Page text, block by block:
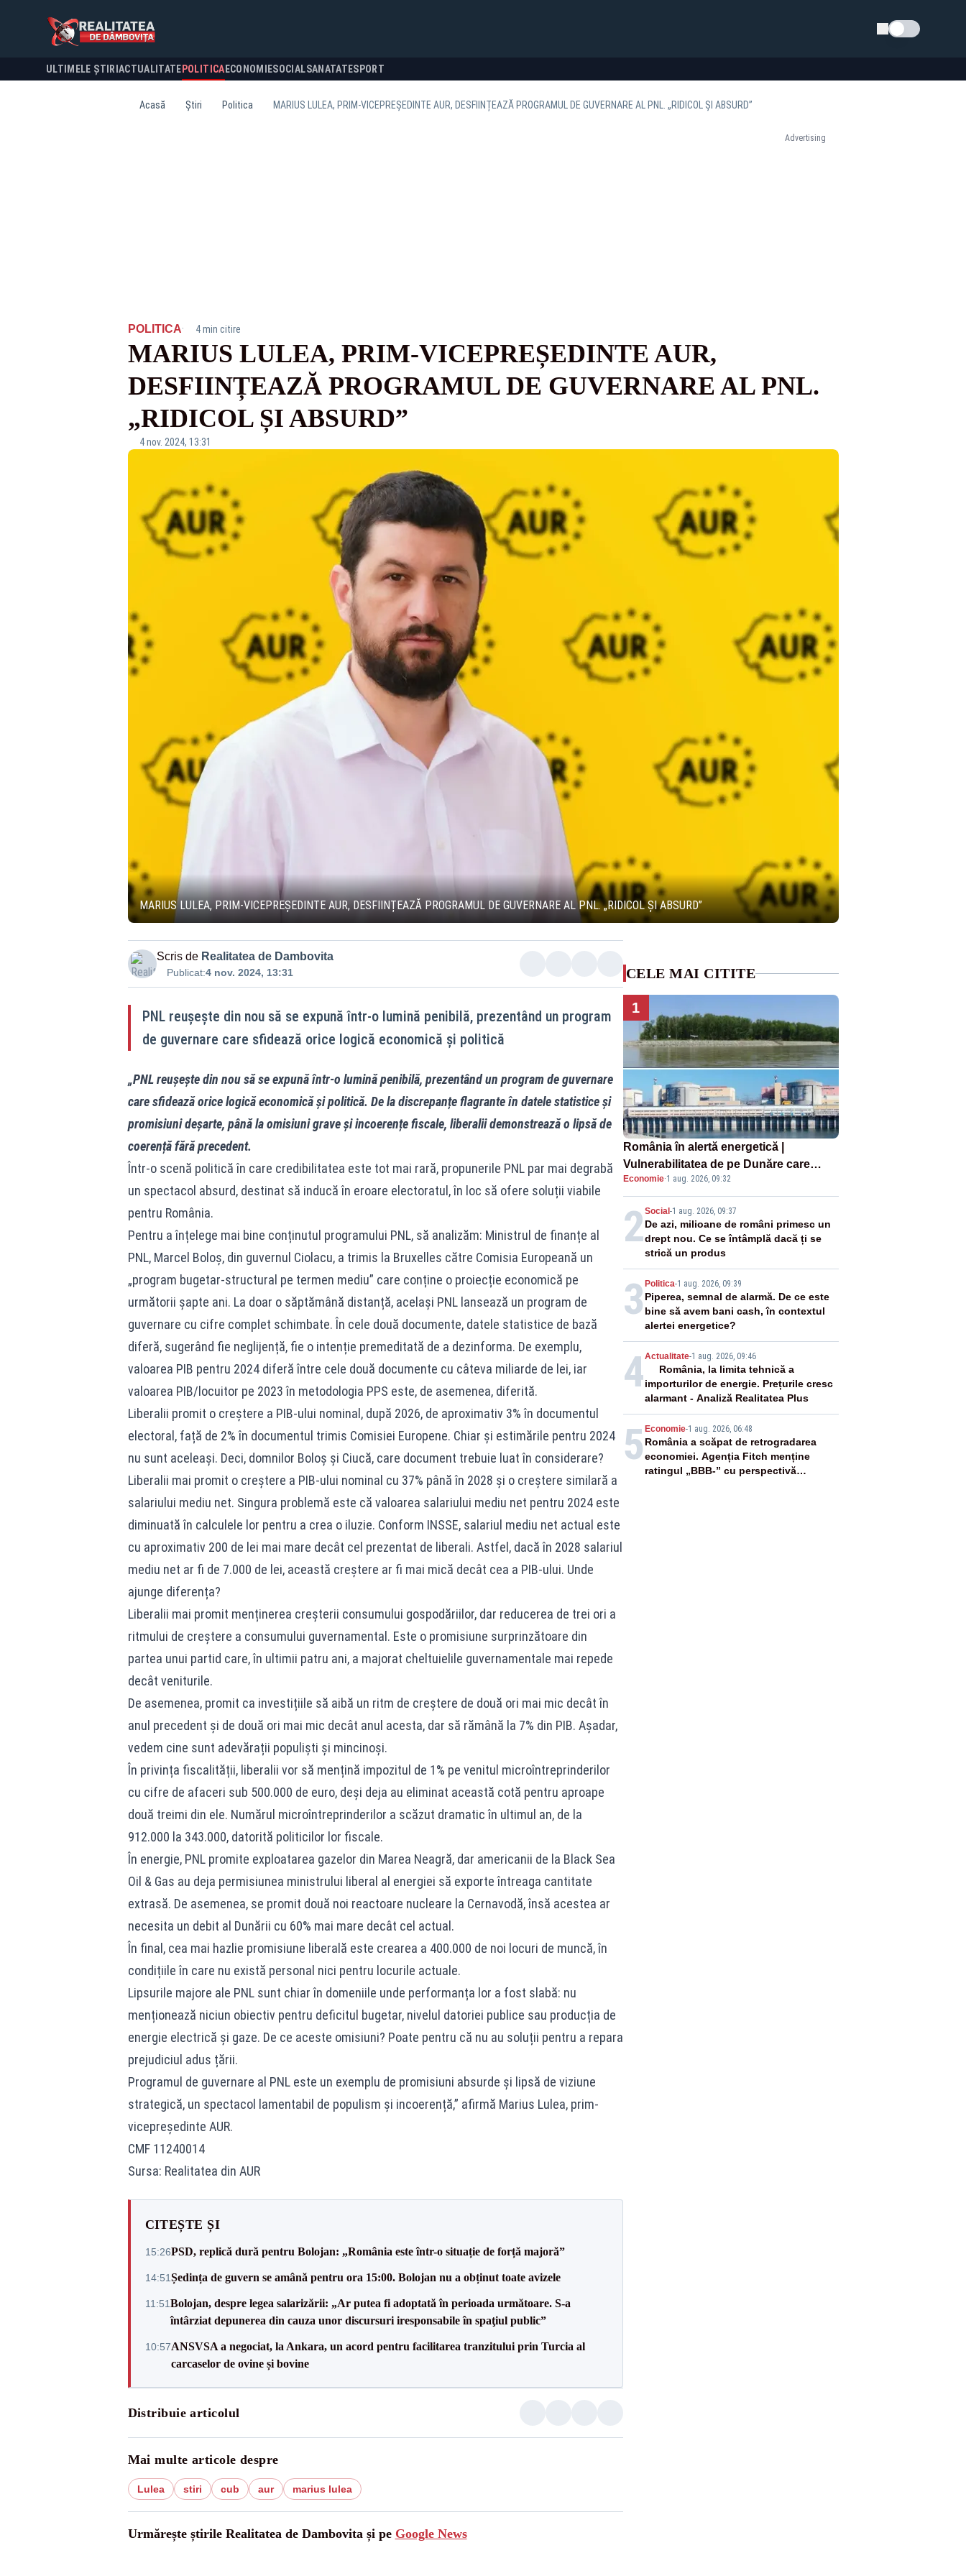
Schimba tema
ULTIMELE ȘTIRI ACTUALITATE POLITICA ECONOMIESOCIALSANATATESPORT
Acasă Știri Politica MARIUS LULEA, PRIM-VICEPREȘEDINTE AUR, DESFIINȚEAZĂ PROGRAMUL DE GUVERNARE AL PNL. „RIDICOL ȘI ABSURD”
Advertising
POLITICA· 4 min citire
MARIUS LULEA, PRIM-VICEPREȘEDINTE AUR,
DESFIINȚEAZĂ PROGRAMUL DE GUVERNARE AL PNL.
„RIDICOL ȘI ABSURD”
4 nov. 2024, 13:31
MARIUS LULEA, PRIM-VICEPREȘEDINTE AUR, DESFIINȚEAZĂ PROGRAMUL DE GUVERNARE AL PNL. „RIDICOL ȘI ABSURD”
Scris de Realitatea de Dambovita
Publicat:4 nov. 2024, 13:31
PNL reușește din nou să se expună într-o lumină penibilă, prezentând un program
de guvernare care sfidează orice logică economică și politică
„PNL reușește din nou să se expună într-o lumină penibilă, prezentând un program de guvernare
care sfidează orice logică economică și politică. De la discrepanțe flagrante în datele statistice și
promisiuni deșarte, până la omisiuni grave și incoerențe fiscale, liberalii demonstrează o lipsă de
coerență fără precedent.
Într-o scenă politică în care credibilitatea este tot mai rară, propunerile PNL par mai degrabă
un spectacol absurd, destinat să inducă în eroare electoratul, în loc să ofere soluții viabile
pentru România.
Pentru a înțelege mai bine conținutul programului PNL, să analizăm: Ministrul de finanțe al
PNL, Marcel Boloș, din guvernul Ciolacu, a trimis la Bruxelles către Comisia Europeană un
„program bugetar-structural pe termen mediu” care conține o proiecție economică pe
următorii șapte ani. La doar o săptămână distanță, același PNL lansează un program de
guvernare cu cifre complet schimbate. În cele două documente, datele statistice de bază
diferă, sugerând fie neglijență, fie o intenție premeditată de a dezinforma. De exemplu,
valoarea PIB pentru 2024 diferă între cele două documente cu câteva miliarde de lei, iar
valoarea PIB/locuitor pe 2023 în metodologia PPS este, de asemenea, diferită.
Liberalii promit o creștere a PIB-ului nominal, după 2026, de aproximativ 3% în documentul
electoral, față de 2% în documentul trimis Comisiei Europene. Chiar și estimările pentru 2024
nu sunt aceleași. Deci, domnilor Boloș și Ciucă, care document trebuie luat în considerare?
Liberalii mai promit o creștere a PIB-ului nominal cu 37% până în 2028 și o creștere similară a
salariului mediu net. Singura problemă este că valoarea salariului mediu net pentru 2024 este
diminuată în calculele lor pentru a crea o iluzie. Conform INSSE, salariul mediu net actual este
cu aproximativ 200 de lei mai mare decât cel prezentat de liberali. Astfel, dacă în 2028 salariul
mediu net ar fi de 7.000 de lei, această creștere ar fi mai mică decât cea a PIB-ului. Unde
ajunge diferența?
Liberalii mai promit menținerea creșterii consumului gospodăriilor, dar reducerea de trei ori a
ritmului de creștere a consumului guvernamental. Este o promisiune surprinzătoare din
partea unui partid care, în ultimii patru ani, a majorat cheltuielile guvernamentale mai repede
decât veniturile.
De asemenea, promit ca investițiile să aibă un ritm de creștere de două ori mai mic decât în
anul precedent și de două ori mai mic decât anul acesta, dar să rămână la 7% din PIB. Așadar,
vedem cine sunt adevărații populiști și mincinoși.
În privința fiscalității, liberalii vor să mențină impozitul de 1% pe venitul microîntreprinderilor
cu cifre de afaceri sub 500.000 de euro, deși deja au eliminat această cotă pentru aproape
două treimi din ele. Numărul microîntreprinderilor a scăzut dramatic în ultimul an, de la
912.000 la 343.000, datorită politicilor lor fiscale.
În energie, PNL promite exploatarea gazelor din Marea Neagră, dar americanii de la Black Sea
Oil & Gas au deja permisiunea ministrului liberal al energiei să exporte întreaga cantitate
extrasă. De asemenea, se promit două noi reactoare nucleare la Cernavodă, însă acestea ar
necesita un debit al Dunării cu 60% mai mare decât cel actual.
În final, cea mai hazlie promisiune liberală este crearea a 400.000 de noi locuri de muncă, în
condițiile în care nu există personal nici pentru locurile actuale.
Lipsurile majore ale PNL sunt chiar în domeniile unde performanța lor a fost slabă: nu
menționează niciun obiectiv pentru deficitul bugetar, nivelul datoriei publice sau producția de
energie electrică și gaze. De ce aceste omisiuni? Poate pentru că nu au soluții pentru a repara
prejudiciul adus țării.
Programul de guvernare al PNL este un exemplu de promisiuni absurde și lipsă de viziune
strategică, un spectacol lamentabil de populism și incoerență,” afirmă Marius Lulea, prim-
vicepreședinte AUR.
CMF 11240014
Sursa: Realitatea din AUR
CITEȘTE ȘI
15:26PSD, replică dură pentru Bolojan: „România este într-o situație de forță majoră”
14:51Ședința de guvern se amână pentru ora 15:00. Bolojan nu a obținut toate avizele
11:51Bolojan, despre legea salarizării: „Ar putea fi adoptată în perioada următoare. S-a
întârziat depunerea din cauza unor discursuri iresponsabile în spaţiul public”
10:57ANSVSA a negociat, la Ankara, un acord pentru facilitarea tranzitului prin Turcia al
carcaselor de ovine și bovine
Distribuie articolul
Mai multe articole despre
Lulea stiri cub aur marius lulea
Urmărește știrile Realitatea de Dambovita și pe Google News
CELE MAI CITITE
1
România în alertă energetică |
Vulnerabilitatea de pe Dunăre care
pune în pericol Centrala Cernavodă era
cunoscută de pe vremea lui Ceaușescu
Economie·1 aug. 2026, 09:32
2Social -1 aug. 2026, 09:37
De azi, milioane de români primesc un
drept nou. Ce se întâmplă dacă ți se
strică un produs
3 Politica-1 aug. 2026, 09:39
Piperea, semnal de alarmă. De ce este
bine să avem bani cash, în contextul
alertei energetice?
4Actualitate-1 aug. 2026, 09:46
România, la limita tehnică a
importurilor de energie. Prețurile cresc
alarmant - Analiză Realitatea Plus
5 Economie-1 aug. 2026, 06:48
România a scăpat de retrogradarea
economiei. Agenția Fitch menține
ratingul „BBB-” cu perspectivă